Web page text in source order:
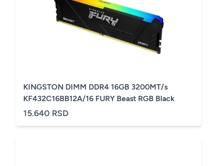
KINGSTON DIMM DDR4 16GB 3200MT/s
KF432C16BB12A/16 FURY Beast RGB Black
15.640 RSD